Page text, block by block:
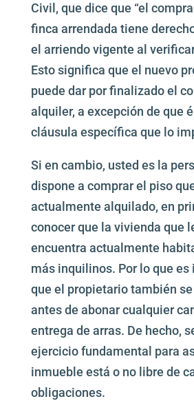
Civil, que dice que “el
finca arrendada tiene
el arriendo vigente al
Esto significa que el nuevo
puede dar por finalizado el
alquiler, a excepción de que
cláusula específica que lo
Si en cambio, usted es la
dispone a comprar el piso
actualmente alquilado, en
conocer que la vivienda que
encuentra actualmente
más inquilinos. Por lo que
que el propietario también
antes de abonar cualquier
entrega de arras. De hecho,
ejercicio fundamental para
inmueble está o no libre de
obligaciones.